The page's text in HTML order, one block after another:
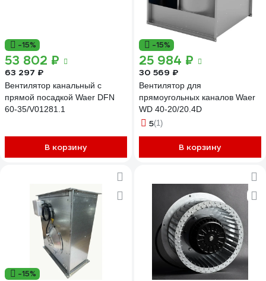
-15%
53 802 ₽
63 297 ₽
Вентилятор канальный с
прямой посадкой Waer DFN
60-35/V01281.1
В корзину
-15%
25 984 ₽
30 569 ₽
Вентилятор для
прямоугольных каналов Waer
WD 40-20/20.4D
5(1)
В корзину
-15%